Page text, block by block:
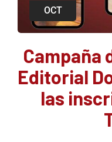
OCT
Campaña
Editorial
las